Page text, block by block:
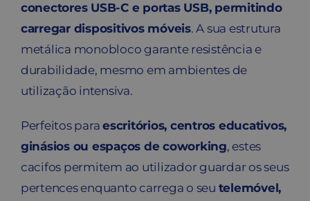
conectores USB-C e portas USB, permitindo
carregar dispositivos móveis. A sua estrutura
metálica monobloco garante resistência e
durabilidade, mesmo em ambientes de
utilização intensiva.
Perfeitos paraescritórios, centros educativos,
ginásios ou espaços de coworking, estes
cacifos permitem ao utilizador guardar os seus
pertences enquanto carrega o seu telemóvel,